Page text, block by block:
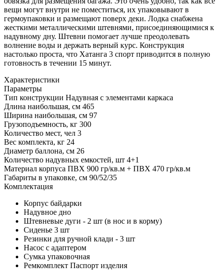
вещи могут внутри не поместиться, их упаковывают в
гермоупаковки и размещают поверх деки. Лодка снабжена
жесткими металлическими штевнями, присоединяющимися к
надувному дну. Штевни помогает лучше преодолевать
волнение воды и держать верный курс. Конструкция
настолько проста, что Хатанга 3 спорт приводится в полную
готовность в течении 15 минут.
Характеристики
Параметры
Тип конструкции Надувная с элементами каркаса
Длина наибольшая, см 465
Ширина наибольшая, см 97
Грузоподъемность, кг 300
Количество мест, чел 3
Вес комплекта, кг 24
Диаметр баллона, см 26
Количество надувных емкостей, шт 4+1
Материал корпуса ПВХ 900 гр/кв.м + ПВХ 470 гр/кв.м
Габариты в упаковке, см 90/52/35
Комплектация
Корпус байдарки
Надувное дно
Штевневые дуги - 2 шт (в нос и в корму)
Сиденье 3 шт
Резинки для ручной клади - 3 шт
Насос с адаптером
Сумка упаковочная
Ремкомплект Паспорт изделия